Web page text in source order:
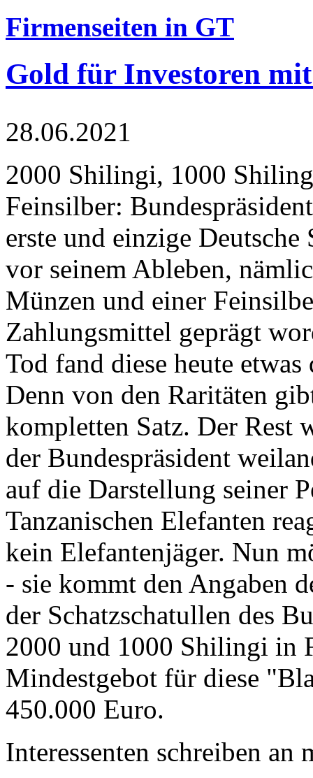
Firmenseiten in GT
Gold für Investoren
28.06.2021
2000 Shilingi, 1000
Feinsilber:
erste und einzige Deutsche
vor seinem Ableben,
Münzen und einer
Zahlungsmittel geprägt
Tod fand diese heute
Denn von den Raritäten
kompletten Satz. Der Rest
der Bundespräsident
auf die Darstellung seiner
Tanzanischen Elefanten
kein Elefantenjäger. Nun
- sie kommt den Angaben
der Schatzschatullen des
2000 und 1000 Shilingi in
Mindestgebot für diese
450.000 Euro.
Interessenten schreiben